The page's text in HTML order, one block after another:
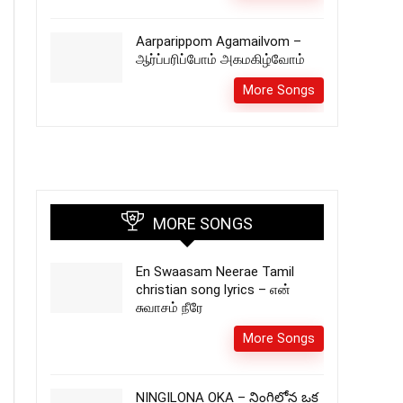
Aarparippom Agamailvom –
ஆர்ப்பரிப்போம் அகமகிழ்வோம்
More Songs
MORE SONGS
En Swaasam Neerae Tamil
christian song lyrics – என்
சுவாசம் நீரே
More Songs
NINGILONA OKA – నింగిలోన ఒక